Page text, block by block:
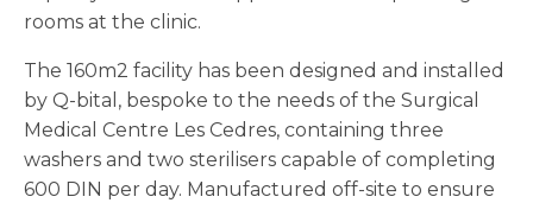
rooms at the clinic.
The 160m2 facility has been designed and installed
by Q-bital, bespoke to the needs of the Surgical
Medical Centre Les Cedres, containing three
washers and two sterilisers capable of completing
600 DIN per day. Manufactured off-site to ensure